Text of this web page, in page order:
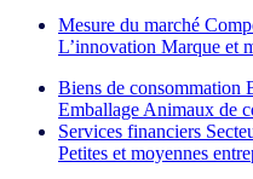
Mesure du marché
L’innovation Marque et
Biens de consommation
Emballage Animaux de
Services financiers
Petites et moyennes